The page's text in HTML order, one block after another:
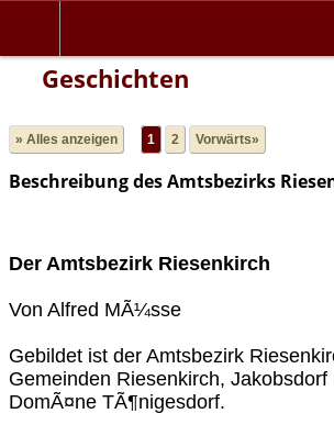
Geschichten
» Alles anzeigen 1 2 Vorwärts»
Beschreibung des Amtsbezirks
Der Amtsbezirk Riesenkirch
Von Alfred MÃ¼sse
Gebildet ist der Amtsbezirk
Gemeinden Riesenkirch, Jakobsdorf
DomÃ¤ne TÃ¶nigesdorf.